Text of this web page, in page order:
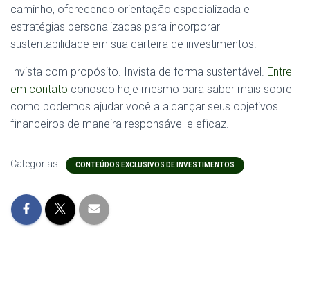
caminho, oferecendo orientação especializada e
estratégias personalizadas para incorporar
sustentabilidade em sua carteira de investimentos.
Invista com propósito. Invista de forma sustentável. Entre
em contato conosco hoje mesmo para saber mais sobre
como podemos ajudar você a alcançar seus objetivos
financeiros de maneira responsável e eficaz.
Categorias: CONTEÚDOS EXCLUSIVOS DE INVESTIMENTOS